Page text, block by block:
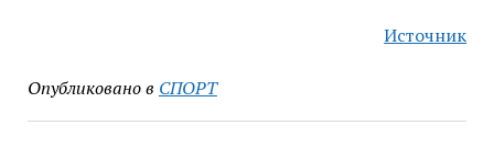
Источник
Опубликовано в СПОРТ